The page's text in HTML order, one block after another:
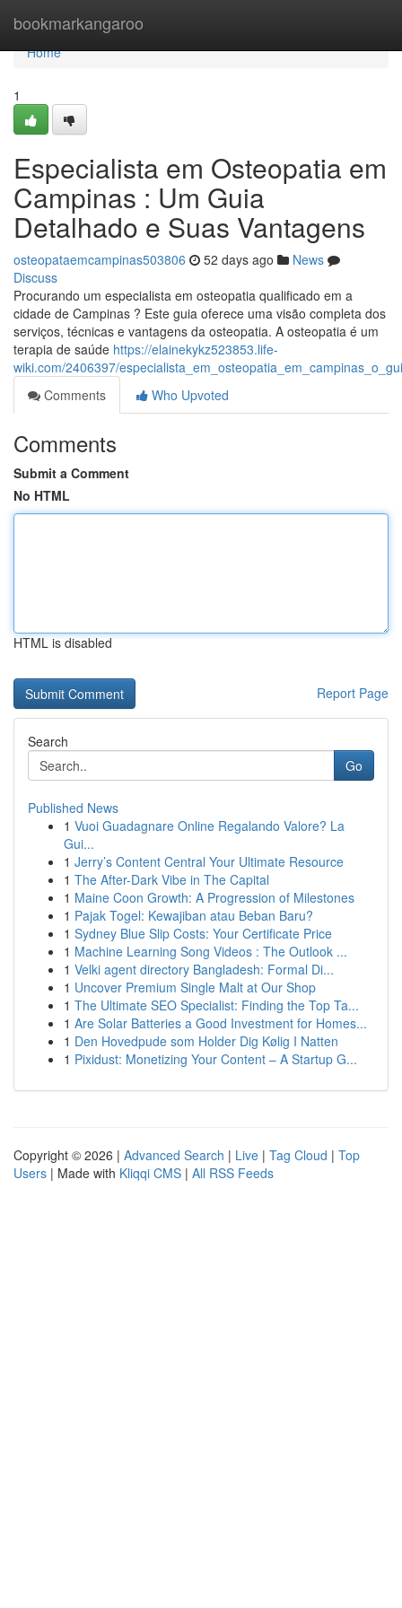
bookmarkangaroo
Home
Home
1
Especialista em Osteopatia em
Campinas : Um Guia
Detalhado e Suas Vantagens
osteopataemcampinas503806 52 days ago
News
Discuss
Procurando um especialista em osteopatia qualificado em a
cidade de Campinas ? Este guia oferece uma visão completa dos
serviços, técnicas e vantagens da osteopatia. A osteopatia é um
terapia de saúde https://elainekykz523853.life-
wiki.com/2406397/
Comments
Who Upvoted
Comments
Submit a Comment
No HTML
HTML is disabled
Report Page
Search
Go
Published News
1 Vuoi Guadagnare Online Regalando Valore? La
Gui...
1 Jerry’s Content Central Your Ultimate Resource
1 The After-Dark Vibe in The Capital
1 Maine Coon Growth: A Progression of Milestones
1 Pajak Togel: Kewajiban atau Beban Baru?
1 Sydney Blue Slip Costs: Your Certificate Price
1 Machine Learning Song Videos : The Outlook ...
1 Velki agent directory Bangladesh: Formal Di...
1 Uncover Premium Single Malt at Our Shop
1 The Ultimate SEO Specialist: Finding the Top Ta...
1 Are Solar Batteries a Good Investment for Homes...
1 Den Hovedpude som Holder Dig Kølig I Natten
1 Pixidust: Monetizing Your Content – A Startup G...
Copyright © 2026 | Advanced Search | Live | Tag Cloud | Top
Users | Made with Kliqqi CMS | All RSS Feeds